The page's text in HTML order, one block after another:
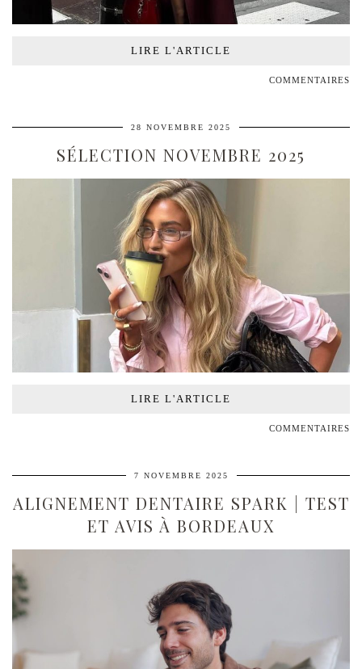
LIRE L'ARTICLE
COMMENTAIRES
28 NOVEMBRE 2025
SÉLECTION NOVEMBRE 2025
LIRE L'ARTICLE
COMMENTAIRES
7 NOVEMBRE 2025
ALIGNEMENT DENTAIRE SPARK | TEST
ET AVIS À BORDEAUX